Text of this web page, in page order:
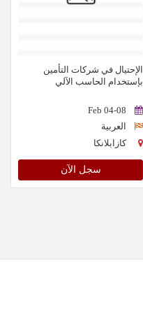
الإحتيال في شركات التأمين
بإستخدام الحاسب الآلي
04-08 Feb
العربية
كازابلانكا
سجل الآن